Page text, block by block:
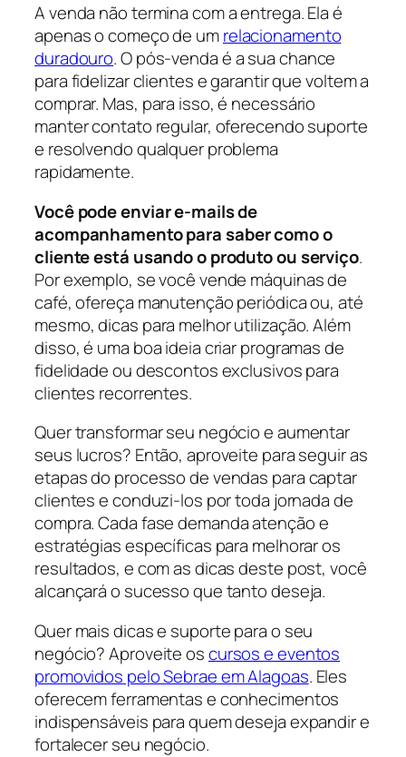
A venda não termina com a entrega. Ela é
apenas o começo de umrelacionamento
duradouro. O pós-venda é a sua chance
para fidelizar clientes e garantir que voltem a
comprar. Mas, para isso, é necessário
manter contato regular, oferecendo suporte
e resolvendo qualquer problema
rapidamente.
Você pode enviar e-mails de
acompanhamento para saber como o
cliente está usando o produto ou serviço.
Por exemplo, se você vende máquinas de
café, ofereça manutenção periódica ou, até
mesmo, dicas para melhor utilização. Além
disso, é uma boa ideia criar programas de
fidelidade ou descontos exclusivos para
clientes recorrentes.
Quer transformar seu negócio e aumentar
seus lucros? Então, aproveite para seguir as
etapas do processo de vendas para captar
clientes e conduzi-los por toda jornada de
compra. Cada fase demanda atenção e
estratégias específicas para melhorar os
resultados, e com as dicas deste post, você
alcançará o sucesso que tanto deseja.
Quer mais dicas e suporte para o seu
negócio? Aproveite oscursos e eventos
promovidos pelo Sebrae em Alagoas. Eles
oferecem ferramentas e conhecimentos
indispensáveis para quem deseja expandir e
fortalecer seu negócio.